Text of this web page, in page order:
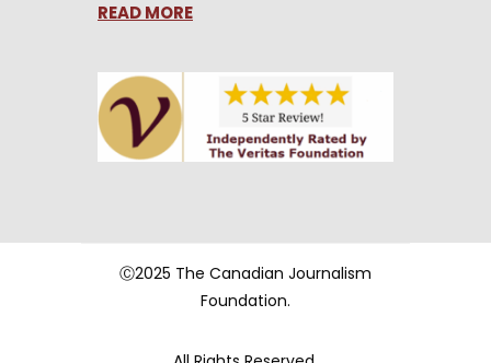
READ MORE
Ⓒ2025 The Canadian Journalism
Foundation.